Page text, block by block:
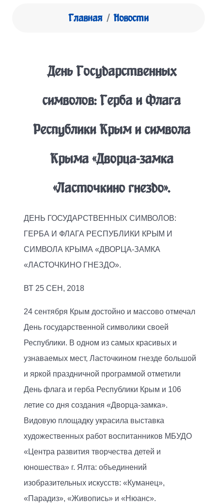
Главная Новости
День Государственных
символов: Герба и Флага
Республики Крым и символа
Крыма «Дворца-замка
«Ласточкино гнездо».
ДЕНЬ ГОСУДАРСТВЕННЫХ СИМВОЛОВ:
ГЕРБА И ФЛАГА РЕСПУБЛИКИ КРЫМ И
СИМВОЛА КРЫМА «ДВОРЦА-ЗАМКА
«ЛАСТОЧКИНО ГНЕЗДО».
ВТ 25 СЕН, 2018
24 сентября Крым достойно и массово отмечал
День государственной символики своей
Республики. В одном из самых красивых и
узнаваемых мест, Ласточкином гнезде большой
и яркой праздничной программой отметили
День флага и герба Республики Крым и 106
летие со дня создания «Дворца-замка».
Видовую площадку украсила выставка
художественных работ воспитанников МБУДО
«Центра развития творчества детей и
юношества» г. Ялта: объединений
изобразительных искусств: «Куманец»,
«Парадиз», «Живопись» и «Нюанс».